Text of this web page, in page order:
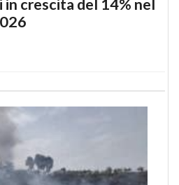
crescita del 14% nel